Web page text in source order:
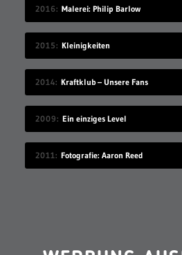
2016 Malerei: Philip Barlow
2015 Kleinigkeiten
2014 Kraftklub – Unsere Fans
2009 Ein einziges Level
2011 Fotografie: Aaron Reed